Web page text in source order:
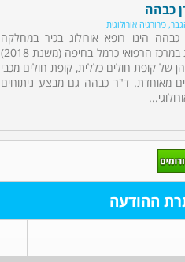
כבהה
כירורגיה אורולוגית
הינו רופא אורולוג בכיר במחלקה
האורולוגית במרכז הרפואי כרמל בחיפה (משנת 2018)
של קופת חולים כללית, קופת חולים מכבי
מאוחדת. ד"ר כבהה גם מבצע ניתוחים
ההודעה